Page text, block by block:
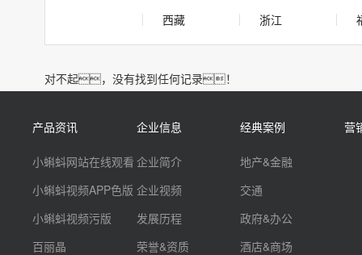
西藏 浙江
对不起，没有找到任何记录！
产品资讯
小蝌蚪网站在线观看
小蝌蚪视频APP色版
小蝌蚪视频污版
百丽晶
企业信息
企业简介
企业视频
发展历程
荣誉&资质
经典案例
地产&金融
交通
政府&办公
酒店&商场
营